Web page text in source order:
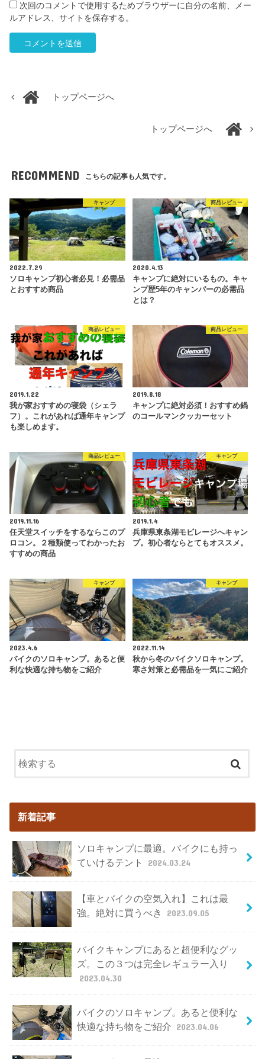
次回のコメントで使用するためブラウザーに自分の名前、メー
ルアドレス、サイトを保存する。
トップページへ
トップページへ
RECOMMEND こちらの記事も人気です。
キャンプ
2022.7.29
ソロキャンプ初心者必見！必需品
とおすすめ商品
商品レビュー
2020.4.13
キャンプに絶対にいるもの。キャ
ンプ歴5年のキャンパーの必需品
とは？
商品レビュー
2019.1.22
我が家おすすめの寝袋（シェラ
フ）。これがあれば通年キャンプ
も楽しめます。
商品レビュー
2019.8.18
キャンプに絶対必須！おすすめ鍋
のコールマンクッカーセット
商品レビュー
2019.11.16
任天堂スイッチをするならこのプ
ロコン。２種類使ってわかったお
すすめの商品
キャンプ
2019.1.4
兵庫県東条湖モビレージへキャン
プ。初心者ならとてもオススメ。
キャンプ
2023.4.6
バイクのソロキャンプ。あると便
利な快適な持ち物をご紹介
キャンプ
2022.11.14
秋から冬のバイクソロキャンプ。
寒さ対策と必需品を一気にご紹介
新着記事
ソロキャンプに最適。バイクにも持っ
ていけるテント
2024.03.24
【車とバイクの空気入れ】これは最
強。絶対に買うべき
2023.09.05
バイクキャンプにあると超便利なグッ
ズ。この３つは完全レギュラー入り
2023.04.30
バイクのソロキャンプ。あると便利な
快適な持ち物をご紹介 2023.04.06